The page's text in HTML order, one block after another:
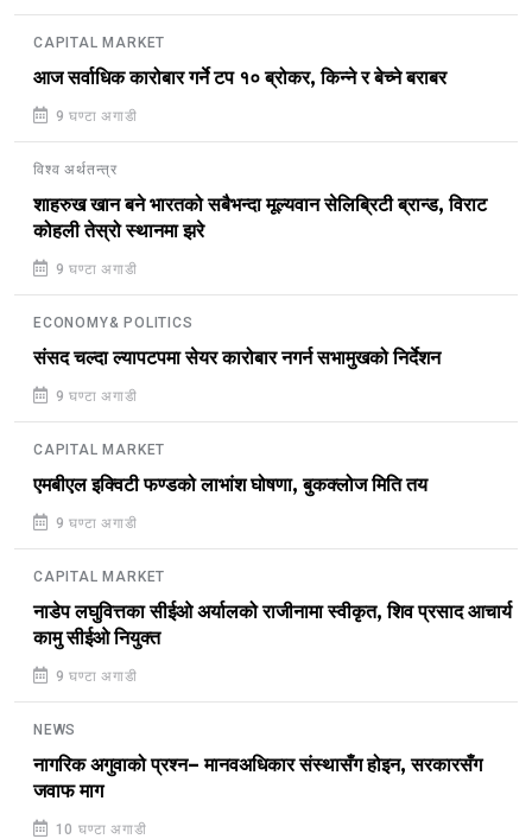
CAPITAL MARKET
आज सर्वाधिक कारोबार गर्ने टप १० ब्रोकर, किन्ने र बेच्ने बराबर
9 घण्टा अगाडी
विश्व अर्थतन्त्र
शाहरुख खान बने भारतको सबैभन्दा मूल्यवान सेलिब्रिटी ब्रान्ड, विराट
कोहली तेस्रो स्थानमा झरे
9 घण्टा अगाडी
ECONOMY& POLITICS
संसद चल्दा ल्यापटपमा सेयर कारोबार नगर्न सभामुखको निर्देशन
9 घण्टा अगाडी
CAPITAL MARKET
एमबीएल इक्विटी फण्डको लाभांश घोषणा, बुकक्लोज मिति तय
9 घण्टा अगाडी
CAPITAL MARKET
नाडेप लघुवित्तका सीईओ अर्यालको राजीनामा स्वीकृत, शिव प्रसाद आचार्य
कामु सीईओ नियुक्त
9 घण्टा अगाडी
NEWS
नागरिक अगुवाको प्रश्न– मानवअधिकार संस्थासँग होइन, सरकारसँग
जवाफ माग
10 घण्टा अगाडी